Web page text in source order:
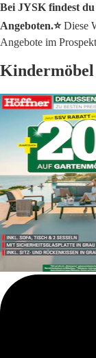
Bei JYSK findest
Angeboten.⭐️Diese
Angebote im